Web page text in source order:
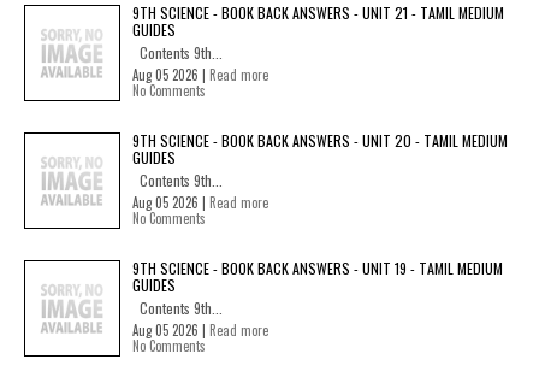
9TH SCIENCE - BOOK BACK ANSWERS - UNIT 21 - TAMIL MEDIUM
GUIDES
Contents 9th...
Aug 05 2026 | Read more
No Comments
9TH SCIENCE - BOOK BACK ANSWERS - UNIT 20 - TAMIL MEDIUM
GUIDES
Contents 9th...
Aug 05 2026 | Read more
No Comments
9TH SCIENCE - BOOK BACK ANSWERS - UNIT 19 - TAMIL MEDIUM
GUIDES
Contents 9th...
Aug 05 2026 | Read more
No Comments